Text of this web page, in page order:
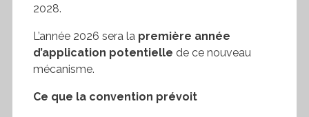
2028.
L’année 2026 sera la première année
d’application potentielle de ce nouveau
mécanisme.
Ce que la convention prévoit